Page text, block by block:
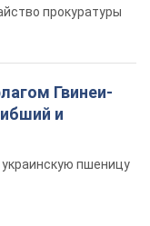
прокуратуры
Гвинеи-
и
пшеницу